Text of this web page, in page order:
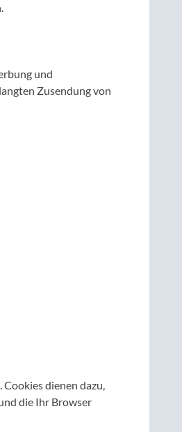
und
Zusendung von
dienen dazu,
die Ihr Browser